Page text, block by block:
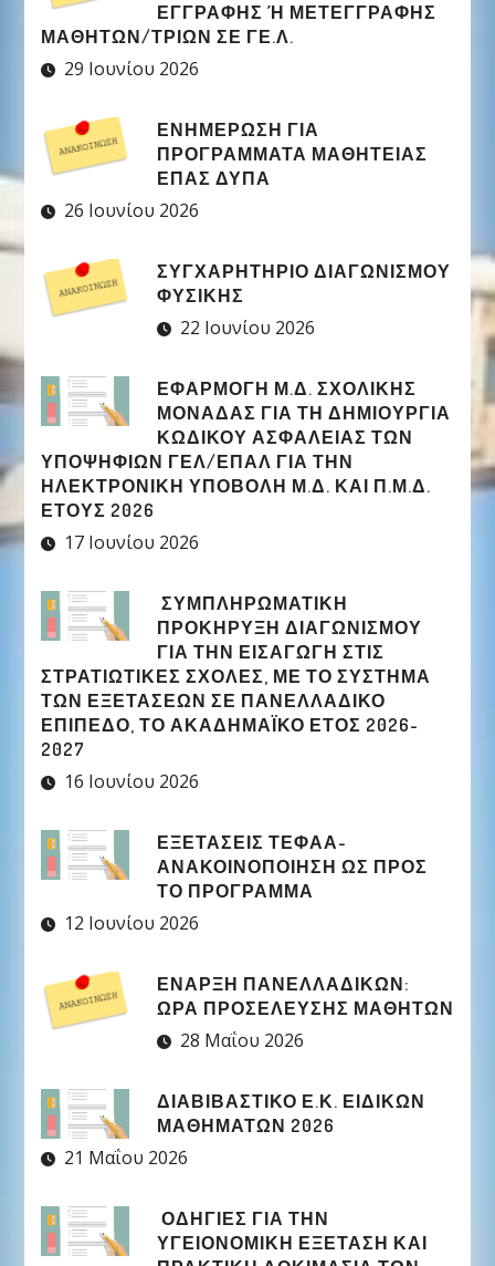
ΕΓΓΡΑΦΉΣ Ή ΜΕΤΕΓΓΡΑΦΉΣ Μ
ΑΘΗΤΏΝ/ΤΡΙΏΝ ΣΕ ΓΕ.Λ.
29 Ιουνίου 2026
ΕΝΗΜΕΡΩΣΗ ΓΙΑ
ΠΡΟΓΡΑΜΜΑΤΑ ΜΑΘΗΤΕΙΑΣ
ΕΠΑΣ ΔΥΠΑ
26 Ιουνίου 2026
ΣΥΓΧΑΡΗΤΉΡΙΟ ΔΙΑΓΩΝΙΣΜΟΎ
ΦΥΣΙΚΉΣ
22 Ιουνίου 2026
ΕΦΑΡΜΟΓΉ Μ.Δ. ΣΧΟΛΙΚΉΣ
ΜΟΝΆΔΑΣ ΓΙΑ ΤΗ ΔΗΜΙΟΥΡΓΊΑ
ΚΩΔΙΚΟΎ ΑΣΦΑΛΕΊΑΣ ΤΩΝ
ΥΠΟΨΗΦΊΩΝ ΓΕΛ/ΕΠΑΛ ΓΙΑ ΤΗΝ
ΗΛΕΚΤΡΟΝΙΚΉ ΥΠΟΒΟΛΉ Μ.Δ. ΚΑΙ Π.Μ.Δ.
ΈΤΟΥΣ 2026
17 Ιουνίου 2026
ΣΥΜΠΛΗΡΩΜΑΤΙΚΉ
ΠΡΟΚΉΡΥΞΗ ΔΙΑΓΩΝΙΣΜΟΎ
ΓΙΑ ΤΗΝ ΕΙΣΑΓΩΓΉ ΣΤΙΣ
ΣΤΡΑΤΙΩΤΙΚΈΣ ΣΧΟΛΈΣ, ΜΕ ΤΟ ΣΎΣΤΗΜΑ
ΤΩΝ ΕΞΕΤΆΣΕΩΝ ΣΕ ΠΑΝΕΛΛΑΔΙΚΌ
ΕΠΊΠΕΔΟ, ΤΟ ΑΚΑΔΗΜΑΪΚΌ ΈΤΟΣ 2026-
2027
16 Ιουνίου 2026
ΕΞΕΤΑΣΕΙΣ ΤΕΦΑΑ-
ΑΝΑΚΟΙΝΟΠΟΙΗΣΗ ΩΣ ΠΡΟΣ
ΤΟ ΠΡΟΓΡΑΜΜΑ
12 Ιουνίου 2026
ΈΝΑΡΞΗ ΠΑΝΕΛΛΑΔΙΚΏΝ:
ΏΡΑ ΠΡΟΣΈΛΕΥΣΗΣ ΜΑΘΗΤΏΝ
28 Μαΐου 2026
ΔΙΑΒΙΒΑΣΤΙΚΟ Ε.Κ. ΕΙΔΙΚΩΝ
ΜΑΘΗΜΑΤΩΝ 2026
21 Μαΐου 2026
ΟΔΗΓΙΕΣ ΓΙΑ ΤΗΝ
ΥΓΕΙΟΝΟΜΙΚΗ ΕΞΕΤΑΣΗ ΚΑΙ